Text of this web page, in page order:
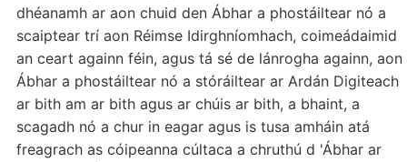
dhéanamh ar aon chuid den Ábhar a phostáiltear nó a
scaiptear trí aon Réimse Idirghníomhach, coimeádaimid
an ceart againn féin, agus tá sé de lánrogha againn, aon
Ábhar a phostáiltear nó a stóráiltear ar Ardán Digiteach
ar bith am ar bith agus ar chúis ar bith, a bhaint, a
scagadh nó a chur in eagar agus is tusa amháin atá
freagrach as cóipeanna cúltaca a chruthú d 'Ábhar ar